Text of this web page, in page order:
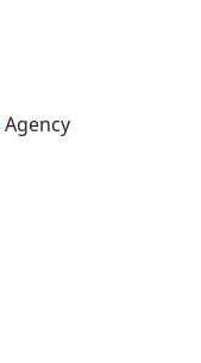
Agency